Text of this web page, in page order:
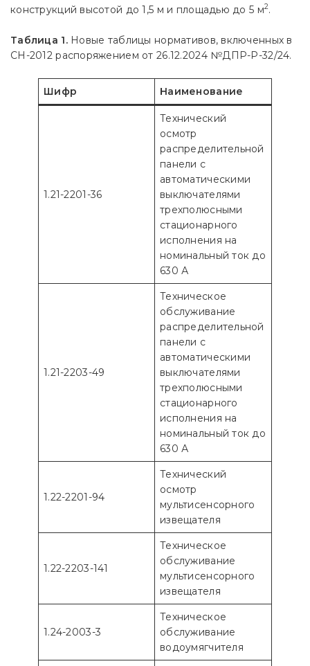
конструкций высотой до 1,5 м и площадью до 5 м2.
Таблица 1.Новые таблицы нормативов, включенных в
СН-2012 распоряжением от 26.12.2024 №ДПР-Р-32/24.
Шифр Наименование
1.21-2201-36
Технический
осмотр
распределительной
панели с
автоматическими
выключателями
трехполюсными
стационарного
исполнения на
номинальный ток до
630 А
1.21-2203-49
Техническое
обслуживание
распределительной
панели с
автоматическими
выключателями
трехполюсными
стационарного
исполнения на
номинальный ток до
630 А
1.22-2201-94
Технический
осмотр
мультисенсорного
извещателя
1.22-2203-141
Техническое
обслуживание
мультисенсорного
извещателя
1.24-2003-3
Техническое
обслуживание
водоумягчителя